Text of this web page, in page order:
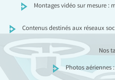
Montages vidéo sur mesure :
Contenus destinés aux réseaux
Nos
Photos aériennes